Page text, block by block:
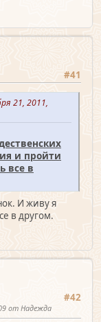
#41
21, 2011,
и пройти
все в
И живу я
в другом.
#42
от Надежда